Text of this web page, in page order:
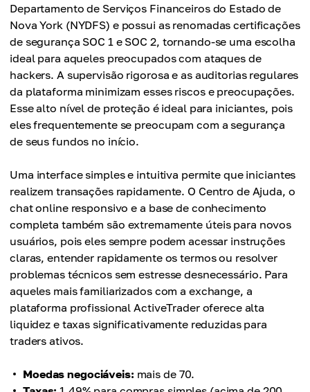
Departamento de Serviços Financeiros do Estado de
Nova York (NYDFS) e possui as renomadas certificações
de segurança SOC 1 e SOC 2, tornando-se uma escolha
ideal para aqueles preocupados com ataques de
hackers. A supervisão rigorosa e as auditorias regulares
da plataforma minimizam esses riscos e preocupações.
Esse alto nível de proteção é ideal para iniciantes, pois
eles frequentemente se preocupam com a segurança
de seus fundos no início.
Uma interface simples e intuitiva permite que iniciantes
realizem transações rapidamente. O Centro de Ajuda, o
chat online responsivo e a base de conhecimento
completa também são extremamente úteis para novos
usuários, pois eles sempre podem acessar instruções
claras, entender rapidamente os termos ou resolver
problemas técnicos sem estresse desnecessário. Para
aqueles mais familiarizados com a exchange, a
plataforma profissional ActiveTrader oferece alta
liquidez e taxas significativamente reduzidas para
traders ativos.
Moedas negociáveis: mais de 70.